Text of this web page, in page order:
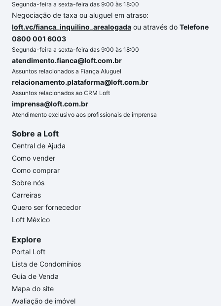
Segunda-feira a sexta-feira das 9:00 às 18:00
Negociação de taxa ou aluguel em atraso:
loft.vc/fianca_inquilino_arealogada ou através do Telefone
0800 001 6003
Segunda-feira a sexta-feira das 9:00 às 18:00
atendimento.fianca@loft.com.br
Assuntos relacionados a Fiança Aluguel
relacionamento.plataforma@loft.com.br
Assuntos relacionados ao CRM Loft
imprensa@loft.com.br
Atendimento exclusivo aos profissionais de imprensa
Sobre a Loft
Central de Ajuda
Como vender
Como comprar
Sobre nós
Carreiras
Quero ser fornecedor
Loft México
Explore
Portal Loft
Lista de Condomínios
Guia de Venda
Mapa do site
Avaliação de imóvel